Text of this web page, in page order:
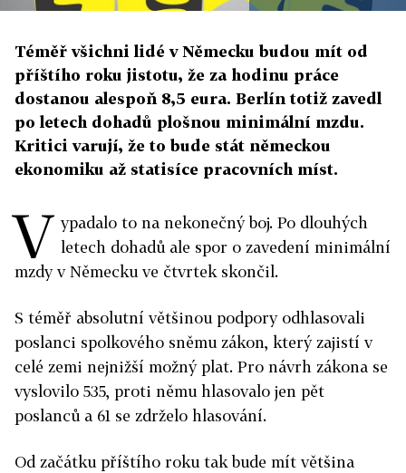
Téměř všichni lidé v Německu budou mít od
příštího roku jistotu, že za hodinu práce
dostanou alespoň 8,5 eura. Berlín totiž zavedl
po letech dohadů plošnou minimální mzdu.
Kritici varují, že to bude stát německou
ekonomiku až statisíce pracovních míst.
V ypadalo to na nekonečný boj. Po dlouhých
letech dohadů ale spor o zavedení minimální
mzdy v Německu ve čtvrtek skončil.
S téměř absolutní většinou podpory odhlasovali
poslanci spolkového sněmu zákon, který zajistí v
celé zemi nejnižší možný plat. Pro návrh zákona se
vyslovilo 535, proti němu hlasovalo jen pět
poslanců a 61 se zdrželo hlasování.
Od začátku příštího roku tak bude mít většina